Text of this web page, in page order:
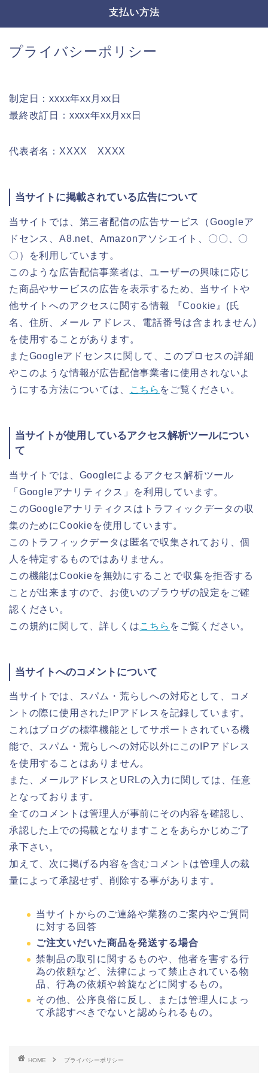
支払い方法
プライバシーポリシー
制定日：xxxx年xx月xx日
最終改訂日：xxxx年xx月xx日
代表者名：XXXX XXXX
当サイトに掲載されている広告について
当サイトでは、第三者配信の広告サービス（Googleア
ドセンス、A8.net、Amazonアソシエイト、〇〇、〇
〇）を利用しています。
このような広告配信事業者は、ユーザーの興味に応じ
た商品やサービスの広告を表示するため、当サイトや
他サイトへのアクセスに関する情報 『Cookie』(氏
名、住所、メール アドレス、電話番号は含まれません)
を使用することがあります。
またGoogleアドセンスに関して、このプロセスの詳細
やこのような情報が広告配信事業者に使用されないよ
うにする方法については、
こちら をご覧ください。
当サイトが使用しているアクセス解析ツールについ
て
当サイトでは、Googleによるアクセス解析ツール
「Googleアナリティクス」を利用しています。
このGoogleアナリティクスはトラフィックデータの収
集のためにCookieを使用しています。
このトラフィックデータは匿名で収集されており、個
人を特定するものではありません。
この機能はCookieを無効にすることで収集を拒否する
ことが出来ますので、お使いのブラウザの設定をご確
認ください。
この規約に関して、詳しくはこちら をご覧ください。
当サイトへのコメントについて
当サイトでは、スパム・荒らしへの対応として、コメ
ントの際に使用されたIPアドレスを記録しています。
これはブログの標準機能としてサポートされている機
能で、スパム・荒らしへの対応以外にこのIPアドレス
を使用することはありません。
また、メールアドレスとURLの入力に関しては、任意
となっております。
全てのコメントは管理人が事前にその内容を確認し、
承認した上での掲載となりますことをあらかじめご了
承下さい。
加えて、次に掲げる内容を含むコメントは管理人の裁
量によって承認せず、削除する事があります。
当サイトからのご連絡や業務のご案内やご質問
に対する回答
ご注文いだいた商品を発送する場合
禁制品の取引に関するものや、他者を害する行
為の依頼など、法律によって禁止されている物
品、行為の依頼や斡旋などに関するもの。
その他、公序良俗に反し、または管理人によっ
て承認すべきでないと認められるもの。
HOME プライバシーポリシー